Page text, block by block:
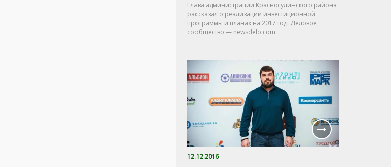
Глава администрации Красносулинского района
рассказал о реализации инвестиционной
программы и планах на 2017 год. Деловое
сообщество — newsdelo.com
12.12.2016